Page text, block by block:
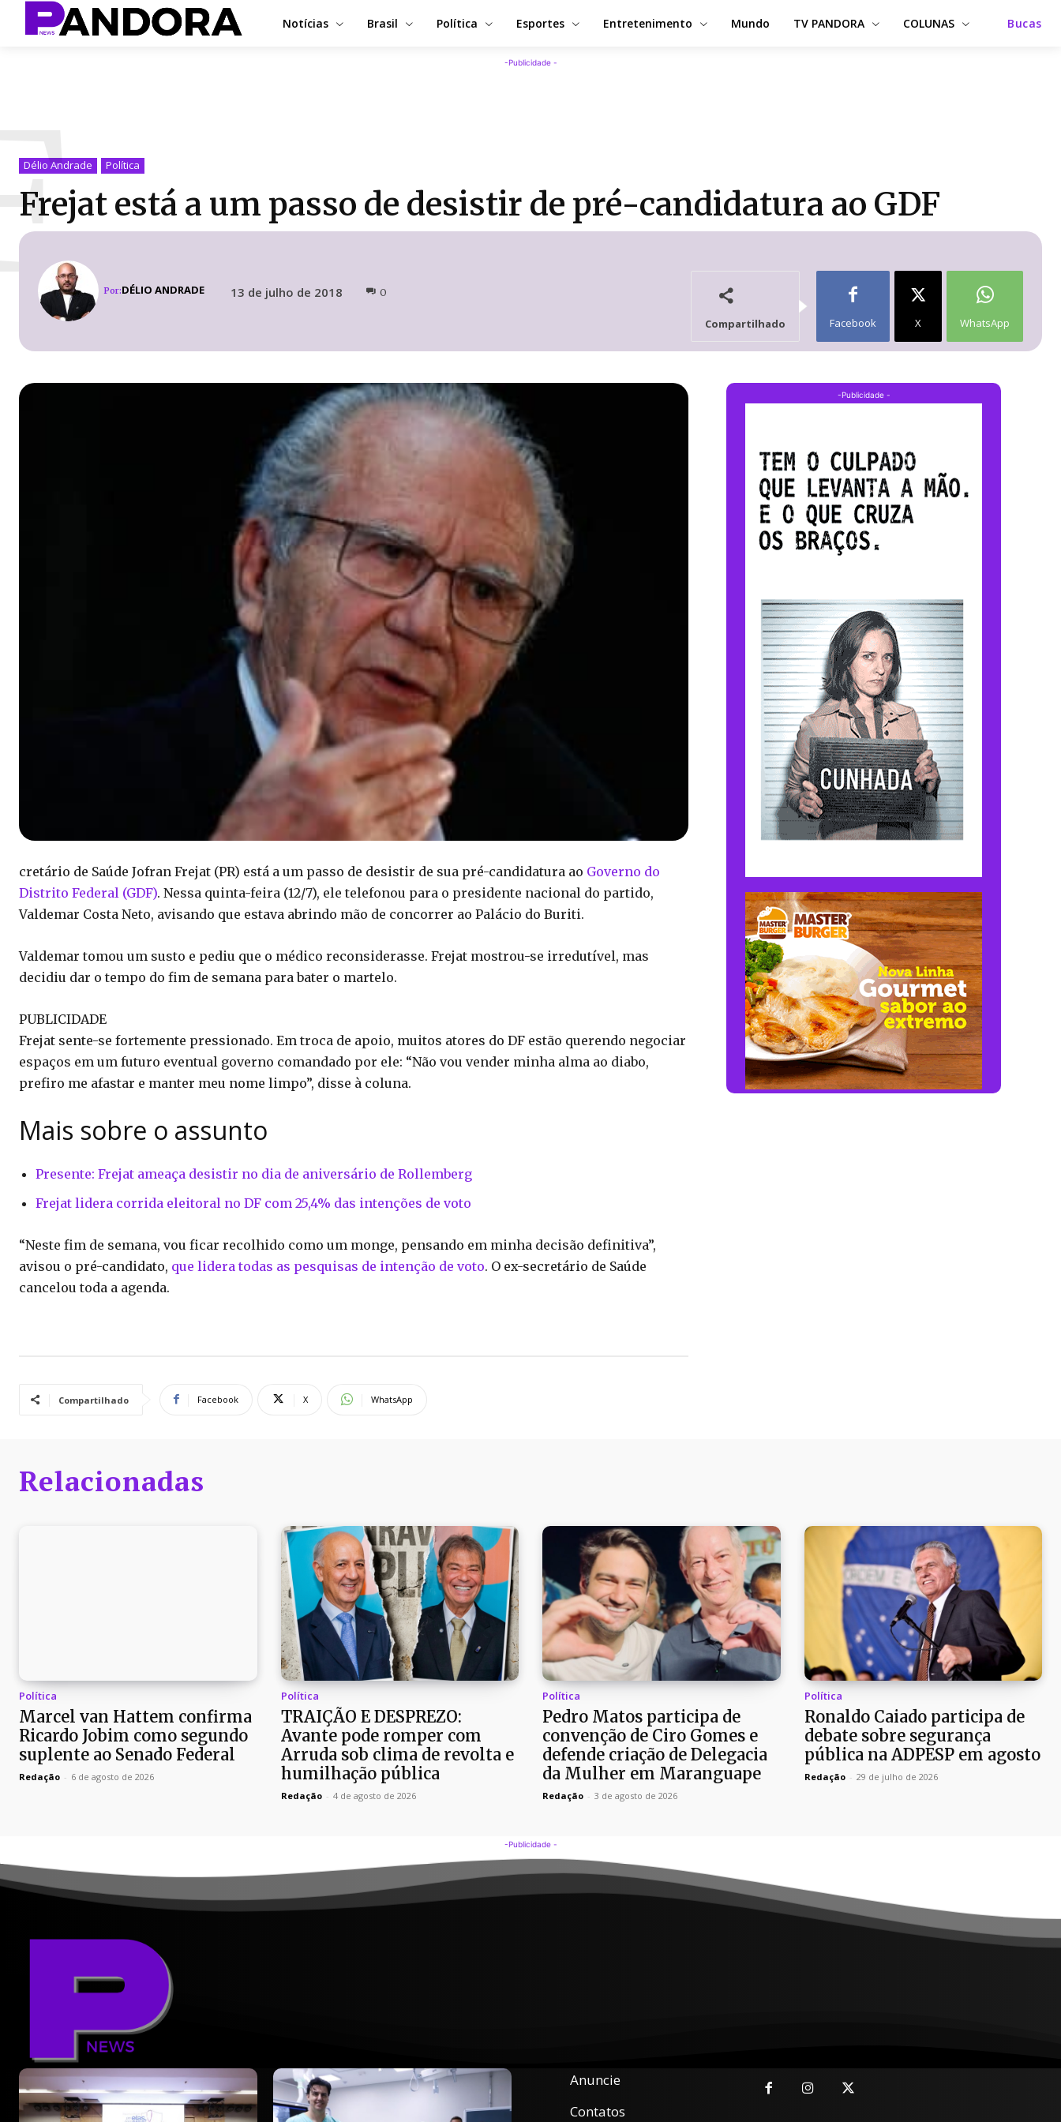
Notícias Brasil Política Esportes Entretenimento Mundo TV PANDORA COLUNAS Bucas
-Publicidade -
Délio Andrade Política
Frejat está a um passo de desistir de pré-candidatura ao GDF
Por:DÉLIO ANDRADE 13 de julho de 2018 0
Compartilhado Facebook X WhatsApp
cretário de Saúde Jofran Frejat (PR) está a um passo de desistir de sua pré-candidatura ao Governo do
Distrito Federal (GDF). Nessa quinta-feira (12/7), ele telefonou para o presidente nacional do partido,
Valdemar Costa Neto, avisando que estava abrindo mão de concorrer ao Palácio do Buriti.
Valdemar tomou um susto e pediu que o médico reconsiderasse. Frejat mostrou-se irredutível, mas
decidiu dar o tempo do fim de semana para bater o martelo.
PUBLICIDADE
Frejat sente-se fortemente pressionado. Em troca de apoio, muitos atores do DF estão querendo negociar
espaços em um futuro eventual governo comandado por ele: “Não vou vender minha alma ao diabo,
prefiro me afastar e manter meu nome limpo”, disse à coluna.
Mais sobre o assunto
Presente: Frejat ameaça desistir no dia de aniversário de Rollemberg
Frejat lidera corrida eleitoral no DF com 25,4% das intenções de voto
“Neste fim de semana, vou ficar recolhido como um monge, pensando em minha decisão definitiva”,
avisou o pré-candidato, que lidera todas as pesquisas de intenção de voto. O ex-secretário de Saúde
cancelou toda a agenda.
Compartilhado Facebook X WhatsApp
-Publicidade -
Relacionadas
Política
Marcel van Hattem confirma
Ricardo Jobim como segundo
suplente ao Senado Federal
Redação - 6 de agosto de 2026
Política
TRAIÇÃO E DESPREZO:
Avante pode romper com
Arruda sob clima de revolta e
humilhação pública
Redação - 4 de agosto de 2026
Política
Pedro Matos participa de
convenção de Ciro Gomes e
defende criação de Delegacia
da Mulher em Maranguape
Redação - 3 de agosto de 2026
Política
Ronaldo Caiado participa de
debate sobre segurança
pública na ADPESP em agosto
Redação - 29 de julho de 2026
-Publicidade -
Anuncie
Contatos